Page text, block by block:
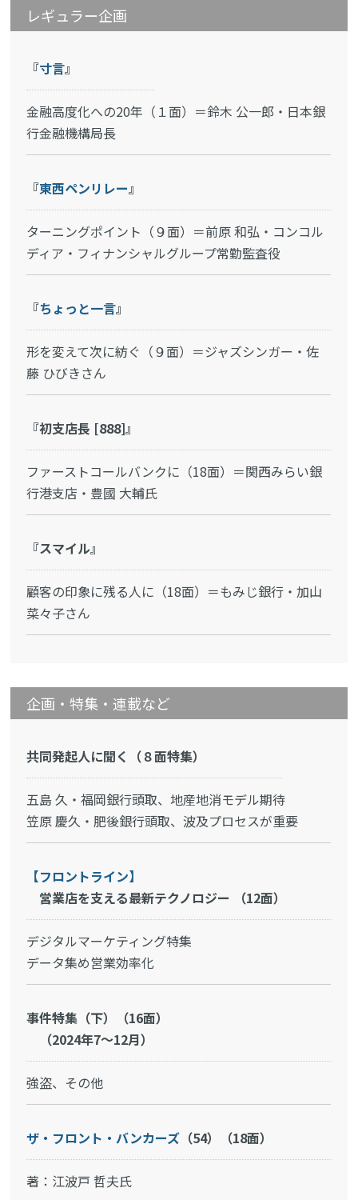
レギュラー企画
『寸言』
金融高度化への20年（１面）＝鈴木 公一郎・日本銀
行金融機構局長
『東西ペンリレー』
ターニングポイント（９面）＝前原 和弘・コンコル
ディア・フィナンシャルグループ常勤監査役
『ちょっと一言』
形を変えて次に紡ぐ（９面）＝ジャズシンガー・佐
藤 ひびきさん
『初支店長 [888]』
ファーストコールバンクに（18面）＝関西みらい銀
行港支店・豊國 大輔氏
『スマイル』
顧客の印象に残る人に（18面）＝もみじ銀行・加山
菜々子さん
企画・特集・連載など
共同発起人に聞く（８面特集）
五島 久・福岡銀行頭取、地産地消モデル期待
笠原 慶久・肥後銀行頭取、波及プロセスが重要
【フロントライン】
営業店を支える最新テクノロジー （12面）
デジタルマーケティング特集
データ集め営業効率化
事件特集（下）（16面）
（2024年7～12月）
強盗、その他
ザ・フロント・バンカーズ （54）（18面）
著：江波戸 哲夫氏